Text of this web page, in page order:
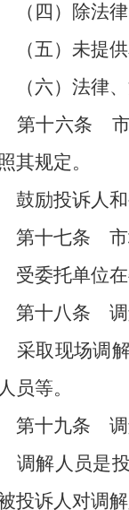
四）除法律
五）未提供
六）法律、
十六条
其规定。
励投诉人和
十七条
委托单位在
十八条
取现场调解
员等。
十九条
解人员是投
投诉人对调